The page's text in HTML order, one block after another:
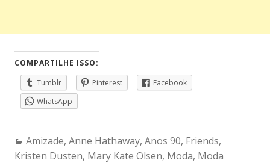
COMPARTILHE ISSO:
Tumblr
Pinterest
Facebook
WhatsApp
Categories:
Amizade, Anne Hathaway, Anos 90, Friends,
Kristen Dusten, Mary Kate Olsen, Moda, Moda